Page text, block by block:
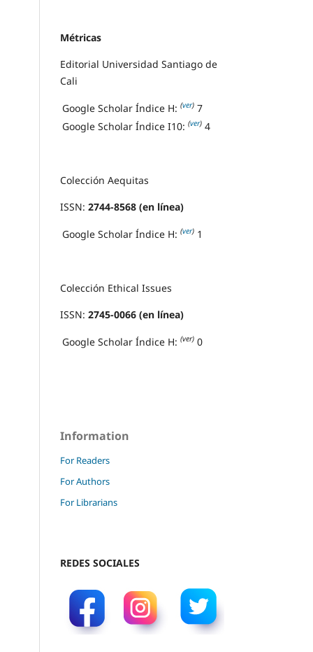
Métricas
Editorial Universidad Santiago de
Cali
Google Scholar Índice H: (ver) 7
Google Scholar Índice I10: (ver) 4
Colección Aequitas
ISSN: 2744-8568 (en línea)
Google Scholar Índice H: (ver) 1
Colección Ethical Issues
ISSN: 2745-0066 (en línea)
Google Scholar Índice H: (ver) 0
Information
For Readers
For Authors
For Librarians
REDES SOCIALES